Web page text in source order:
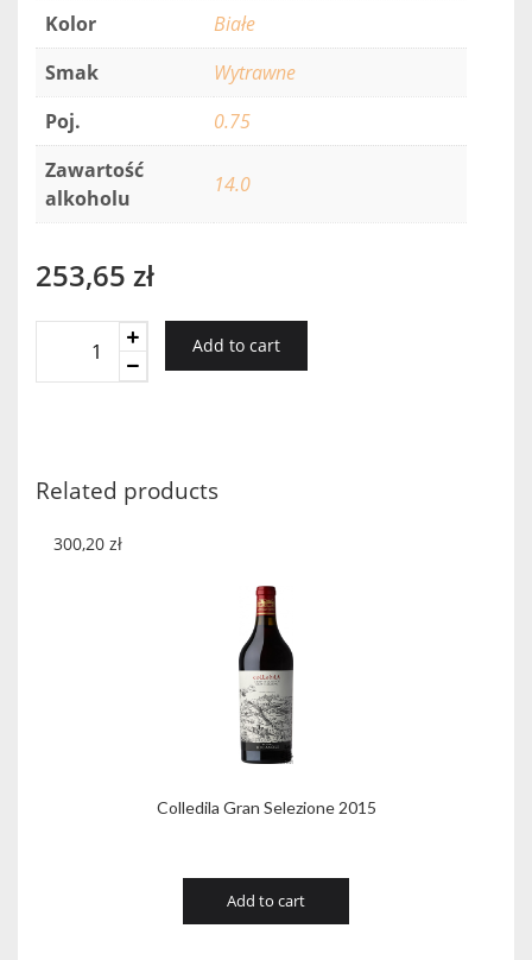
Kolor
Białe
Smak
Wytrawne
Poj.
0.75
Zawartość
alkoholu
14.0
253,65 zł
CHARDONNAY
quantity
Add to cart
Related products
Colledila Gran Selezione 2015
300,20 zł
Add to cart